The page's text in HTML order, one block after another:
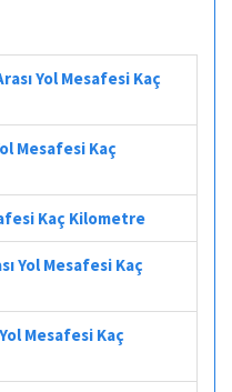
Yol Mesafesi Kaç
Mesafesi Kaç
Kaç Kilometre
Yol Mesafesi Kaç
Mesafesi Kaç